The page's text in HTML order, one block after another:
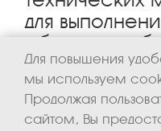
для
объеме
защиты
Для повышения
мы используем
Продолжая
сайтом, Вы